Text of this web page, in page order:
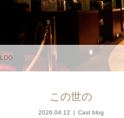
この世の
2026.04.12 Cast blog